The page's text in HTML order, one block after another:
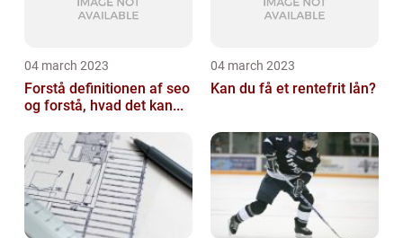
04 march 2023
Forstå definitionen af seo
og forstå, hvad det kan...
04 march 2023
Kan du få et rentefrit lån?